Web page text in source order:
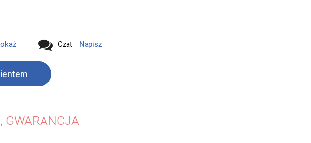
Czat Napisz
GWARANCJA